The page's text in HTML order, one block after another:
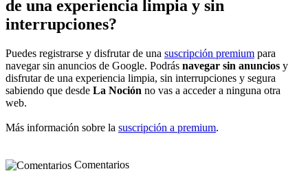
de una experiencia limpia y sin
interrupciones?
Puedes registrarse y disfrutar de una suscripción premium para
navegar sin anuncios de Google. Podrás navegar sin anuncios y
disfrutar de una experiencia limpia, sin interrupciones y segura
sabiendo que desde La Noción no vas a acceder a ninguna otra
web.
Más información sobre la suscripción a premium.
Comentarios